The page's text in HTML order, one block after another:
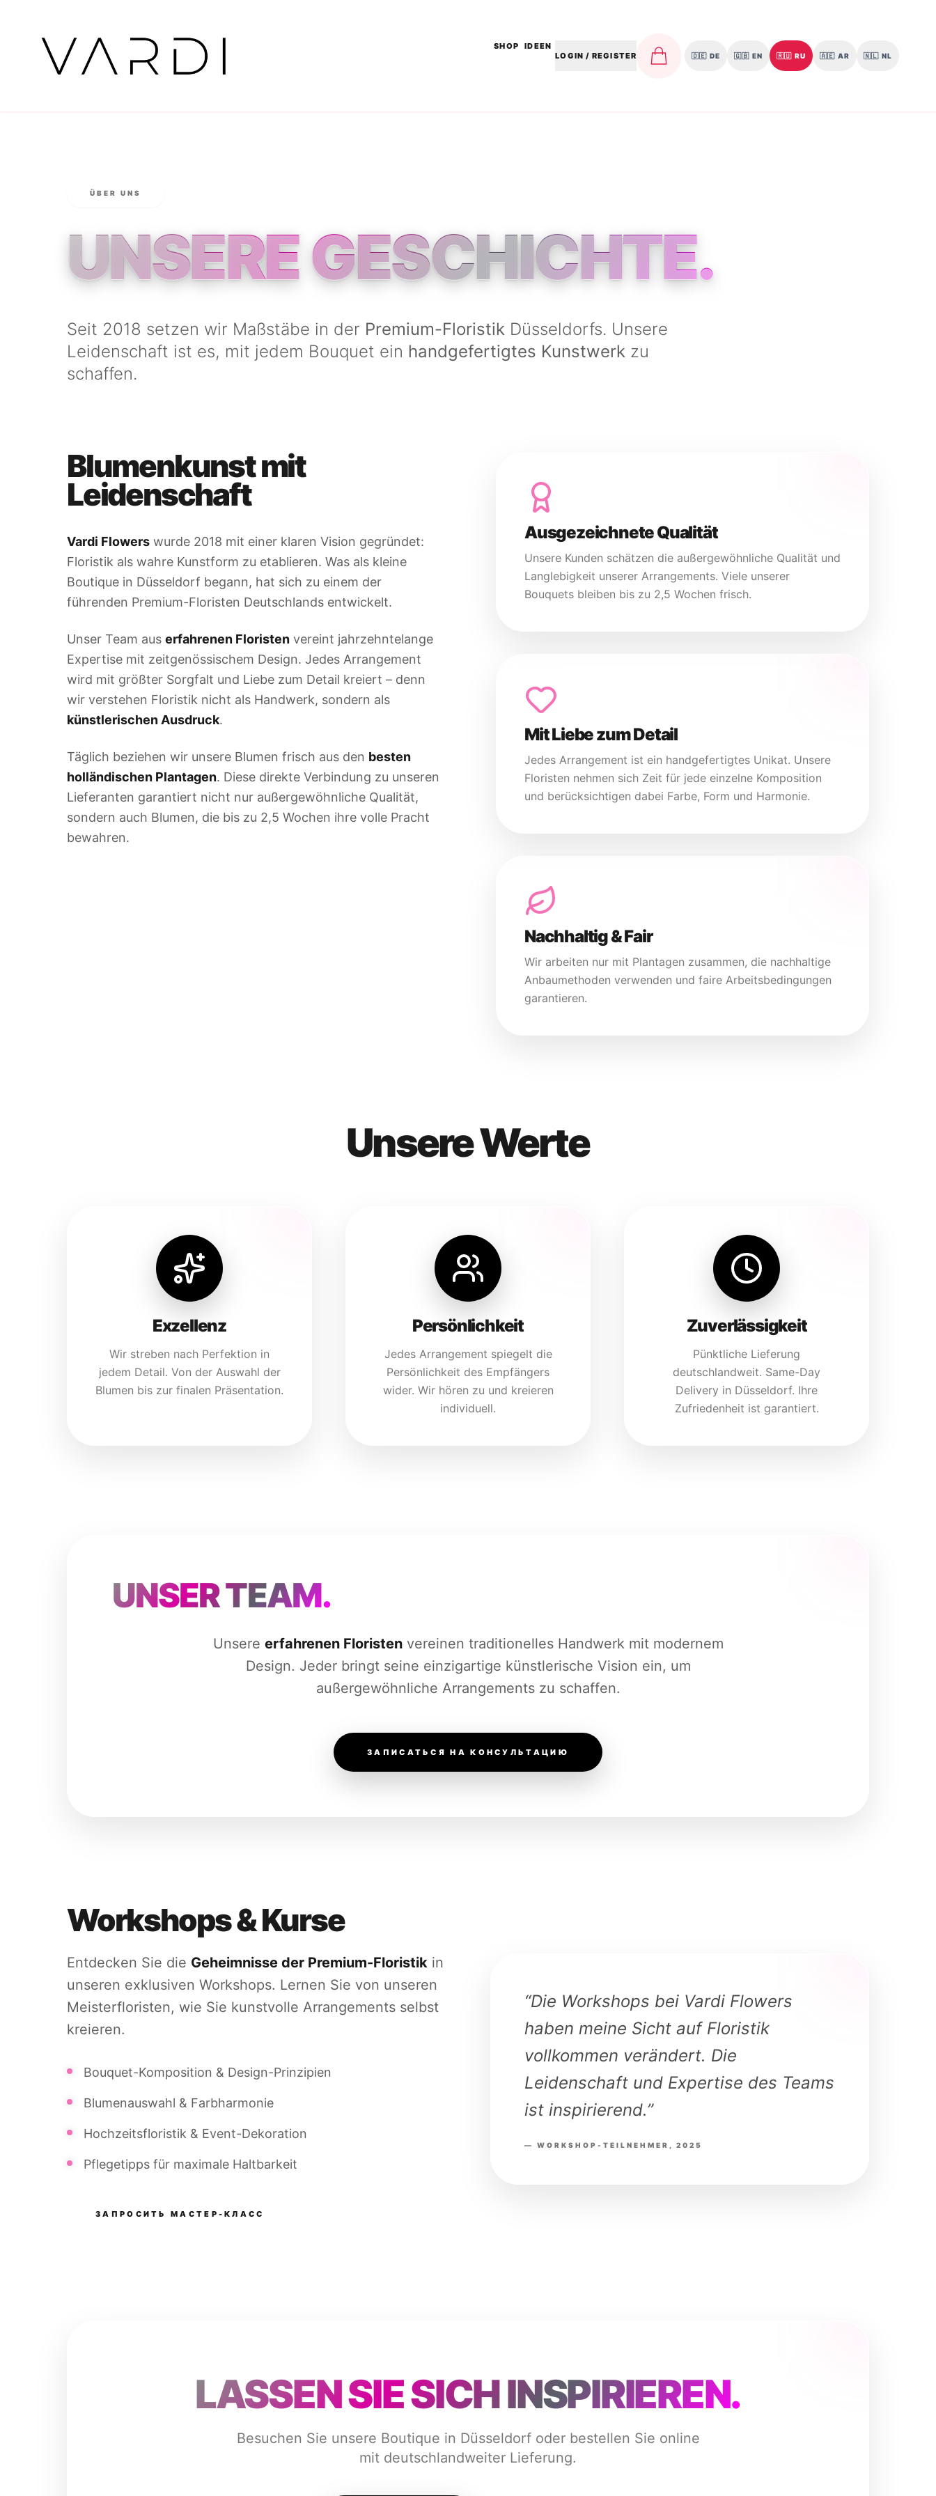
SHOP
IDEEN
LOGIN / REGISTER
🇩🇪 DE 🇬🇧 EN 🇷🇺 RU 🇦🇪 AR 🇳🇱 NL
ÜBER UNS
UNSERE GESCHICHTE.
Seit 2018 setzen wir Maßstäbe in der Premium-Floristik Düsseldorfs. Unsere
Leidenschaft ist es, mit jedem Bouquet ein handgefertigtes Kunstwerk zu
schaffen.
Blumenkunst mit
Leidenschaft
Vardi Flowers wurde 2018 mit einer klaren Vision gegründet:
Floristik als wahre Kunstform zu etablieren. Was als kleine
Boutique in Düsseldorf begann, hat sich zu einem der
führenden Premium-Floristen Deutschlands entwickelt.
Unser Team aus erfahrenen Floristen vereint jahrzehntelange
Expertise mit zeitgenössischem Design. Jedes Arrangement
wird mit größter Sorgfalt und Liebe zum Detail kreiert – denn
wir verstehen Floristik nicht als Handwerk, sondern als
künstlerischen Ausdruck.
Täglich beziehen wir unsere Blumen frisch aus den besten
holländischen Plantagen. Diese direkte Verbindung zu unseren
Lieferanten garantiert nicht nur außergewöhnliche Qualität,
sondern auch Blumen, die bis zu 2,5 Wochen ihre volle Pracht
bewahren.
Ausgezeichnete Qualität
Unsere Kunden schätzen die außergewöhnliche Qualität und
Langlebigkeit unserer Arrangements. Viele unserer
Bouquets bleiben bis zu 2,5 Wochen frisch.
Mit Liebe zum Detail
Jedes Arrangement ist ein handgefertigtes Unikat. Unsere
Floristen nehmen sich Zeit für jede einzelne Komposition
und berücksichtigen dabei Farbe, Form und Harmonie.
Nachhaltig & Fair
Wir arbeiten nur mit Plantagen zusammen, die nachhaltige
Anbaumethoden verwenden und faire Arbeitsbedingungen
garantieren.
Unsere Werte
Exzellenz
Wir streben nach Perfektion in
jedem Detail. Von der Auswahl der
Blumen bis zur finalen Präsentation.
Persönlichkeit
Jedes Arrangement spiegelt die
Persönlichkeit des Empfängers
wider. Wir hören zu und kreieren
individuell.
Zuverlässigkeit
Pünktliche Lieferung
deutschlandweit. Same-Day
Delivery in Düsseldorf. Ihre
Zufriedenheit ist garantiert.
UNSER TEAM.
Unsere erfahrenen Floristenvereinen traditionelles Handwerk mit modernem
Design. Jeder bringt seine einzigartige künstlerische Vision ein, um
außergewöhnliche Arrangements zu schaffen.
ЗАПИСАТЬСЯ НА КОНСУЛЬТАЦИЮ
Workshops & Kurse
Entdecken Sie die Geheimnisse der Premium-Floristik in
unseren exklusiven Workshops. Lernen Sie von unseren
Meisterfloristen, wie Sie kunstvolle Arrangements selbst
kreieren.
Bouquet-Komposition & Design-Prinzipien
Blumenauswahl & Farbharmonie
Hochzeitsfloristik & Event-Dekoration
Pflegetipps für maximale Haltbarkeit
ЗАПРОСИТЬ МАСТЕР-КЛАСС
“Die Workshops bei Vardi Flowers
haben meine Sicht auf Floristik
vollkommen verändert. Die
Leidenschaft und Expertise des Teams
ist inspirierend.”
— WORKSHOP-TEILNEHMER, 2025
LASSEN SIE SICH INSPIRIEREN.
Besuchen Sie unsere Boutique in Düsseldorf oder bestellen Sie online
mit deutschlandweiter Lieferung.